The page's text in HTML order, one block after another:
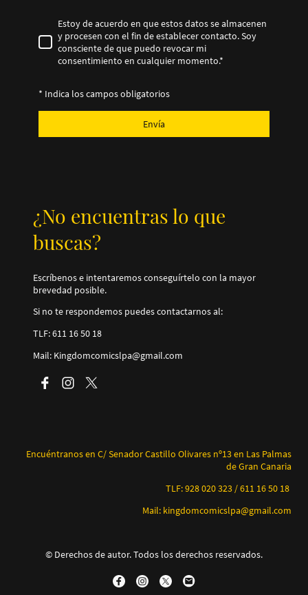
Estoy de acuerdo en que estos datos se almacenen
y procesen con el fin de establecer contacto. Soy
consciente de que puedo revocar mi
consentimiento en cualquier momento.*
* Indica los campos obligatorios
Envía
¿No encuentras lo que
buscas?
Escríbenos e intentaremos conseguírtelo con la mayor
brevedad posible.
Si no te respondemos puedes contactarnos al:
TLF: 611 16 50 18
Mail: Kingdomcomicslpa@gmail.com
Encuéntranos en C/ Senador Castillo Olivares nº13 en Las Palmas
de Gran Canaria
TLF: 928 020 323 / 611 16 50 18
Mail: kingdomcomicslpa@gmail.com
© Derechos de autor. Todos los derechos reservados.